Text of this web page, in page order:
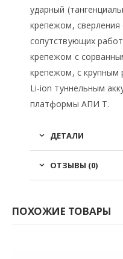
ударный
крепежом,
сопутствующих
крепежом с
крепежом, с крупным
Li-ion туннельным
платформы АПИ Т.
ДЕТАЛИ
ОТЗЫВЫ (0)
ПОХОЖИЕ ТОВАРЫ